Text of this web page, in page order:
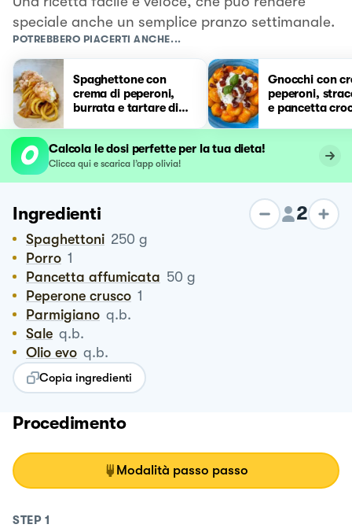
speciale anche un semplice pranzo settimanale.
POTREBBERO PIACERTI ANCHE...
Spaghettone con
crema di peperoni,
burrata e tartare di
Gnocchi con
peperoni,
e pancetta
Calcola le dosi perfette per la tua dieta!
Clicca qui e scarica l’app olivia!
Ingredienti 2
Spaghettoni 250 g
Porro 1
Pancetta affumicata 50 g
Peperone crusco 1
Parmigiano q.b.
Sale q.b.
Olio evo q.b.
Copia ingredienti
Procedimento
Modalità passo passo
STEP 1